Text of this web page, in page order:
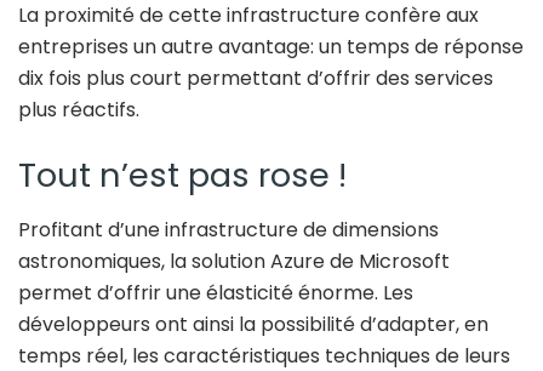
La proximité de cette infrastructure confère aux
entreprises un autre avantage: un temps de réponse
dix fois plus court permettant d’offrir des services
plus réactifs.
Tout n’est pas rose !
Profitant d’une infrastructure de dimensions
astronomiques, la solution Azure de Microsoft
permet d’offrir une élasticité énorme. Les
développeurs ont ainsi la possibilité d’adapter, en
temps réel, les caractéristiques techniques de leurs